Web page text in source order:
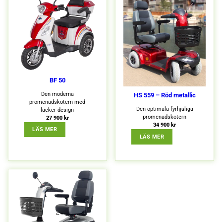
BF 50
Den moderna
promenadskotern med
läcker design
27 900 kr
LÄS MER: BF 50
HS 559 – Röd metallic
Den optimala fyrhjuliga
promenadskotern
34 900 kr
LÄS MER: HS 559 – RÖD
välja bort.
De behövs
hemsidan
över huvud
taget ska
fungera.